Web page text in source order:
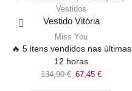
Vestidos
Vestido Vitória
Miss You
🔥 5 itens vendidos nas últimas
12 horas
134,90€ 67,45 €